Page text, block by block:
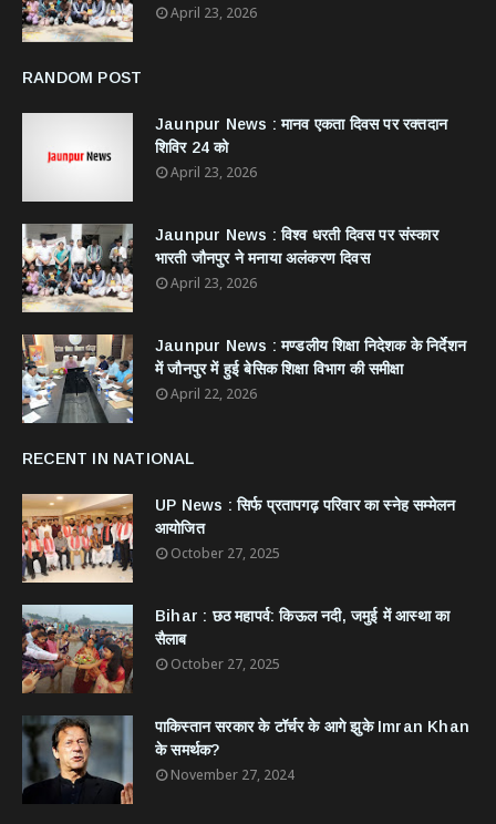
April 23, 2026
RANDOM POST
Jaunpur News : ​मानव एकता दिवस पर रक्तदान
शिविर 24 को
April 23, 2026
Jaunpur News : विश्व धरती दिवस पर संस्कार
भारती जौनपुर ने मनाया अलंकरण दिवस
April 23, 2026
Jaunpur News : ​मण्डलीय शिक्षा निदेशक के निर्देशन
में जौनपुर में हुई बेसिक शिक्षा विभाग की समीक्षा
April 22, 2026
RECENT IN NATIONAL
UP News : सिर्फ प्रतापगढ़ परिवार का स्नेह सम्मेलन
आयोजित
October 27, 2025
Bihar : छठ महापर्व: किऊल नदी, जमुई में आस्था का
सैलाब
October 27, 2025
​पाकिस्तान सरकार के टॉर्चर के आगे झुके Imran Khan
के समर्थक?
November 27, 2024